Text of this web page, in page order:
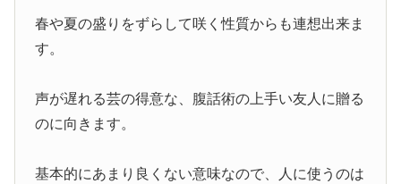
春や夏の盛りをずらして咲く性質からも連想出来ま
す。
声が遅れる芸の得意な、腹話術の上手い友人に贈る
のに向きます。
基本的にあまり良くない意味なので、人に使うのは